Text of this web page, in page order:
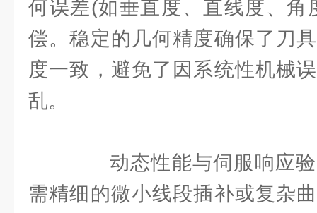
何误差(如垂直度、直线度、角
偿。稳定的几何精度确保了刀
度一致，避免了因系统性机械
乱。
动态性能与伺服响应验
需精细的微小线段插补或复杂